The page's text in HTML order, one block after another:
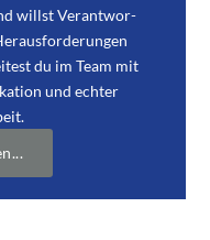
willst Ver­ant­wor­
du im Team mit
und ech­ter